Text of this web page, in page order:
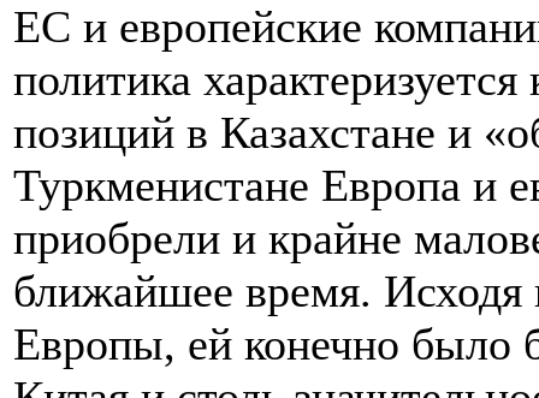
ЕС и европейские
политика
позиций в Казахстане и
Туркменистане Европа и
приобрели и крайне
ближайшее время. Исходя
Европы, ей конечно было